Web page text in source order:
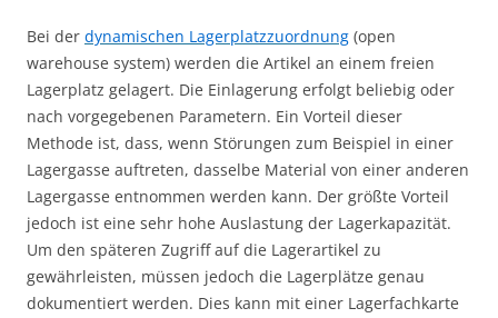
Bei der dynamischen Lagerplatzzuordnung (open
warehouse system) werden die Artikel an einem freien
Lagerplatz gelagert. Die Einlagerung erfolgt beliebig oder
nach vorgegebenen Parametern. Ein Vorteil dieser
Methode ist, dass, wenn Störungen zum Beispiel in einer
Lagergasse auftreten, dasselbe Material von einer anderen
Lagergasse entnommen werden kann. Der größte Vorteil
jedoch ist eine sehr hohe Auslastung der Lagerkapazität.
Um den späteren Zugriff auf die Lagerartikel zu
gewährleisten, müssen jedoch die Lagerplätze genau
dokumentiert werden. Dies kann mit einer Lagerfachkarte